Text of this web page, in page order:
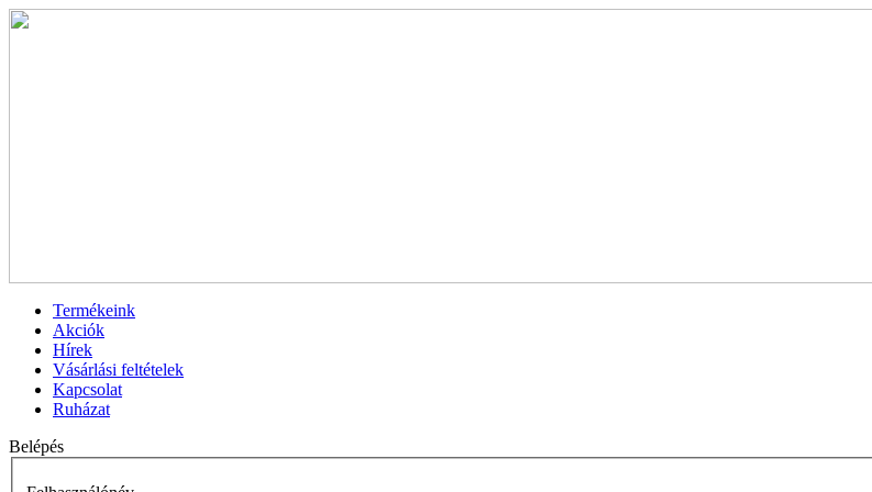
Termékeink
Akciók
Hírek
Vásárlási feltételek
Kapcsolat
Ruházat
Belépés